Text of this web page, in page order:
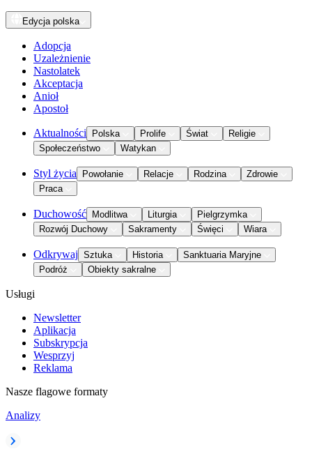
Edycja polska
Adopcja
Uzależnienie
Nastolatek
Akceptacja
Anioł
Apostoł
Aktualności Polska Prolife Świat
Religie
Społeczeństwo
Watykan
Styl życia Powołanie Relacje Rodzina
Zdrowie
Praca
Duchowość Modlitwa Liturgia
Pielgrzymka
Rozwój Duchowy
Sakramenty Święci Wiara
Odkrywaj Sztuka Historia
Sanktuaria Maryjne
Podróż
Obiekty sakralne
Usługi
Newsletter
Aplikacja
Subskrypcja
Wesprzyj
Reklama
Nasze flagowe formaty
Analizy